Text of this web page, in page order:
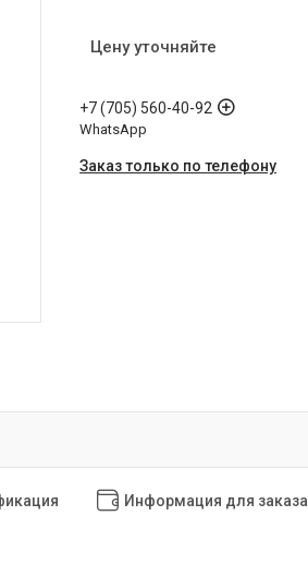
Цену уточняйте
+7 (705) 560-40-92
WhatsApp
Заказ только по телефону
Информация для заказа